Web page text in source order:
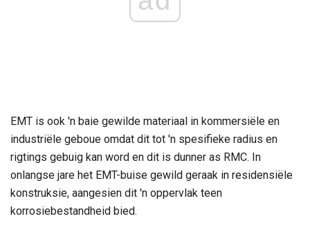
EMT is ook 'n baie gewilde materiaal in kommersiële en
industriële geboue omdat dit tot 'n spesifieke radius en
rigtings gebuig kan word en dit is dunner as RMC. In
onlangse jare het EMT-buise gewild geraak in residensiële
konstruksie, aangesien dit 'n oppervlak teen
korrosiebestandheid bied.